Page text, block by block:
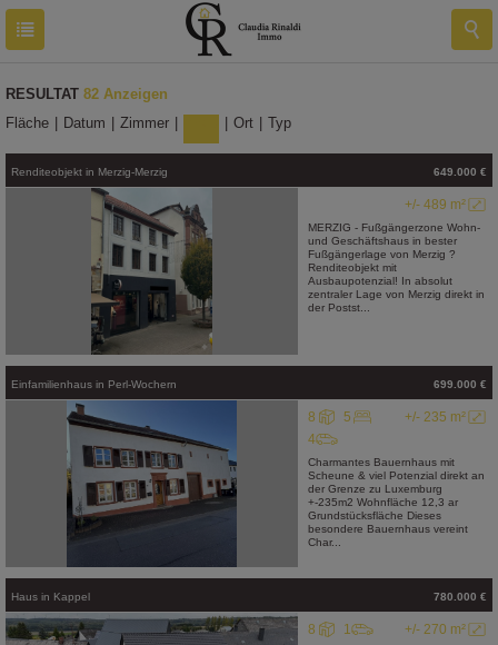
RESULTAT 82 Anzeigen
Fläche
Datum Zimmer Ort Typ
Renditeobjekt in Merzig-Merzig 649.000 €
+/- 489 m²
MERZIG - Fußgängerzone Wohn-
und Geschäftshaus in bester
Fußgängerlage von Merzig ?
Renditeobjekt mit
Ausbaupotenzial! In absolut
zentraler Lage von Merzig direkt in
der Postst...
Einfamilienhaus in Perl-Wochern 699.000 €
+/- 235 m²
8
5
4
Charmantes Bauernhaus mit
Scheune & viel Potenzial direkt an
der Grenze zu Luxemburg
+-235m2 Wohnfläche 12,3 ar
Grundstücksfläche Dieses
besondere Bauernhaus vereint
Char...
Haus in Kappel 780.000 €
+/- 270 m²
8 1